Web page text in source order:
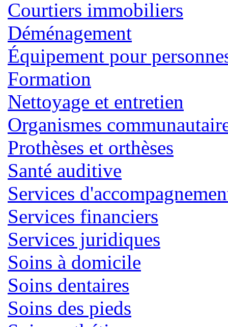
Courtiers immobiliers
Déménagement
Équipement pour
Formation
Nettoyage et entretien
Organismes
Prothèses et orthèses
Santé auditive
Services
Services financiers
Services juridiques
Soins à domicile
Soins dentaires
Soins des pieds